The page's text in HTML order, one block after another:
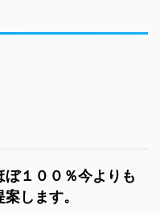
１００％今よりも
します。